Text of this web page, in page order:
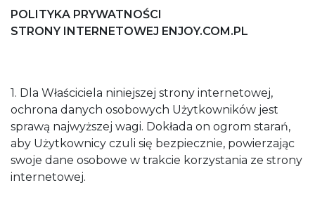
POLITYKA PRYWATNOŚCI
STRONY INTERNETOWEJ ENJOY.COM.PL
1. Dla Właściciela niniejszej strony internetowej,
ochrona danych osobowych Użytkowników jest
sprawą najwyższej wagi. Dokłada on ogrom starań,
aby Użytkownicy czuli się bezpiecznie, powierzając
swoje dane osobowe w trakcie korzystania ze strony
internetowej.